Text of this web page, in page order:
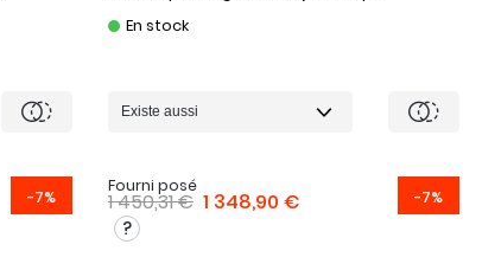
-7%
En stock
Fourni posé
1 450,31 € 1 348,90 € -7%